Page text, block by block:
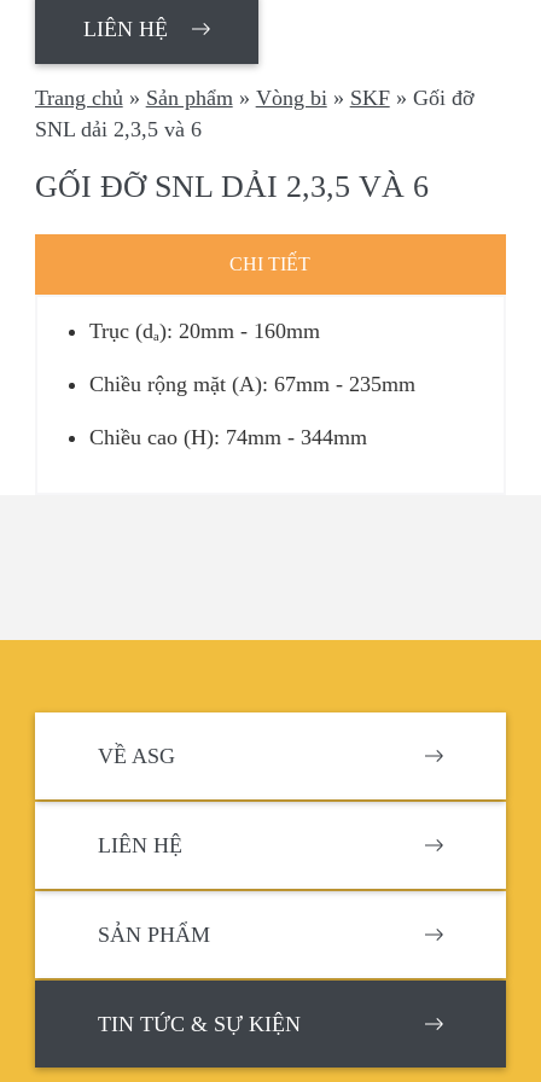
LIÊN HỆ
Trang chủ» Sản phẩm» Vòng bi» SKF» Gối đỡ
SNL dải 2,3,5 và 6
GỐI ĐỠ SNL DẢI 2,3,5 VÀ 6
CHI TIẾT
Trục (dₐ): 20mm - 160mm
Chiều rộng mặt (A): 67mm - 235mm
Chiều cao (H): 74mm - 344mm
VỀ ASG
LIÊN HỆ
SẢN PHẨM
TIN TỨC & SỰ KIỆN